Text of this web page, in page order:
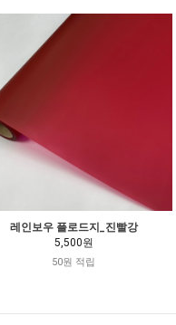
레인보우 플로드지_진빨강
5,500원
50원 적립